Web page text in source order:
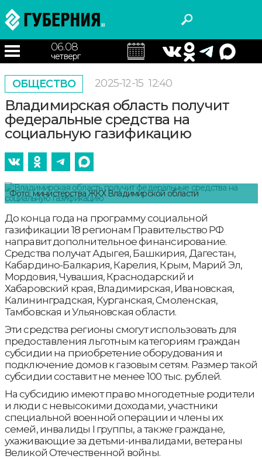
06.08
четверг
ОБЩЕСТВО 2025-12-15 12:40
Владимирская область получит
федеральные средства на
социальную газификацию
Фото: министерства ЖКХ Владимирской области
До конца года на программу социальной
газификации 18 регионам Правительство РФ
направит дополнительное финансирование.
Средства получат Адыгея, Башкирия, Дагестан,
Кабардино-Балкария, Карелия, Крым, Марий Эл,
Мордовия, Чувашия, Краснодарский и
Хабаровский края, Владимирская, Ивановская,
Калининградская, Курганская, Смоленская,
Тамбовская и Ульяновская области.
Эти средства регионы смогут использовать для
предоставления льготным категориям граждан
субсидии на приобретение оборудования и
подключение домов к газовым сетям. Размер такой
субсидии составит не менее 100 тыс. рублей.
На субсидию имеют право многодетные родители
и люди с невысокими доходами, участники
специальной военной операции и члены их
семей, инвалиды I группы, а также граждане,
ухаживающие за детьми-инвалидами, ветераны
Великой Отечественной войны.